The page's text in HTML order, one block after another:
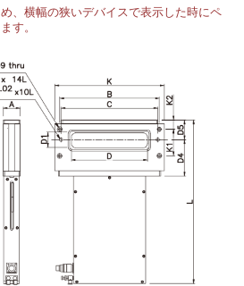
、横幅の狭いデバイスで表示した時にペ
す。